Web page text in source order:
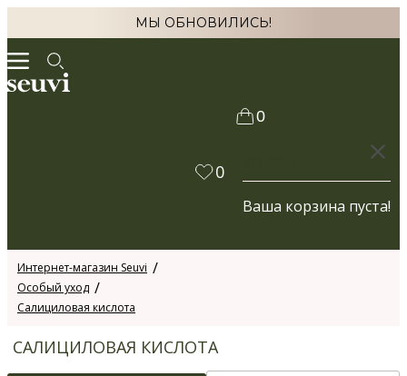
МЫ ОБНОВИЛИСЬ!
0
0
Ваша корзина пуста!
Интернет-магазин Seuvi
Особый уход
Салициловая кислота
САЛИЦИЛОВАЯ КИСЛОТА